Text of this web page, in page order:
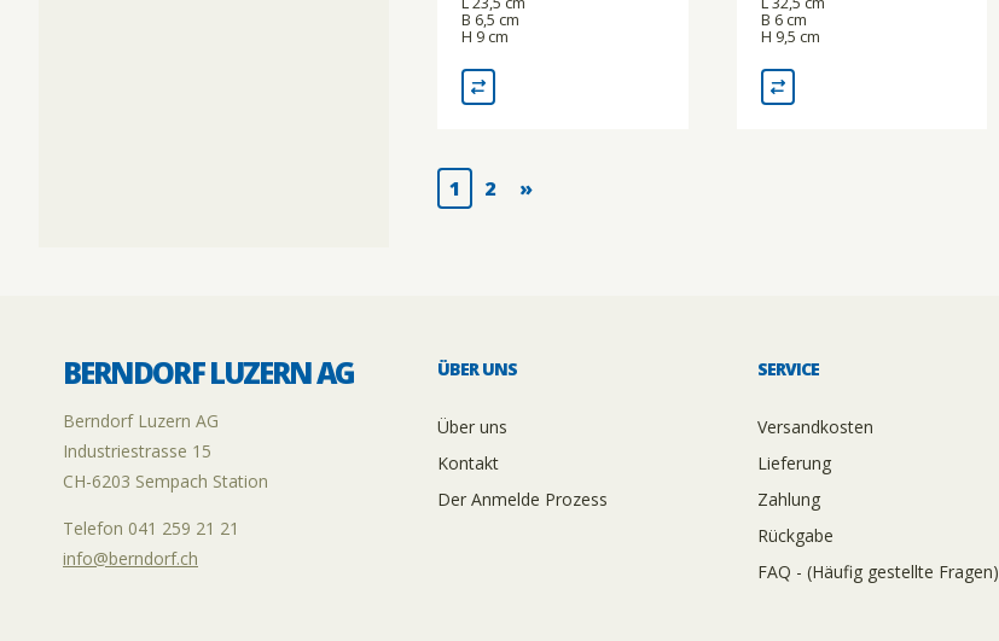
B 6,5 cm
H 9 cm
B 6 cm
H 9,5 cm
1 2 »
ÜBER UNS
Über uns
Kontakt
Der Anmelde Prozess
SERVICE
Versandkosten
Lieferung
Zahlung
Rückgabe
FAQ - (Häufig gestellte Fragen)
BERNDORF LUZERN AG
Berndorf Luzern AG
Industriestrasse 15
CH-6203 Sempach Station
Telefon 041 259 21 21
info@berndorf.ch